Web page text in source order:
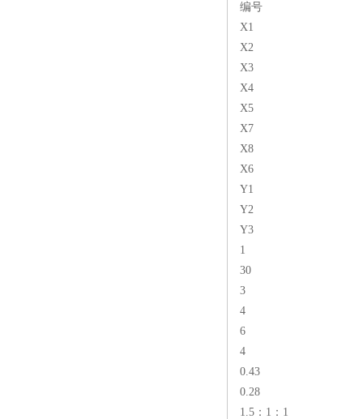
编号
X1
X2
X3
X4
X5
X7
X8
X6
Y1
Y2
Y3
1
30
3
4
6
4
0.43
0.28
1.5：1：1